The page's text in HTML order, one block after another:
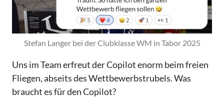
Stefan Langer bei der Clubklasse WM in Tabor 2025
Uns im Team erfreut der Copilot enorm beim freien
Fliegen, abseits des Wettbewerbstrubels. Was
braucht es für den Copilot?